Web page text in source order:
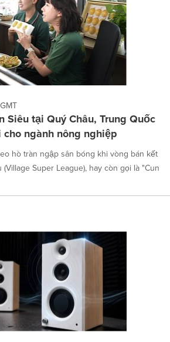
Siêu tại Quý Châu, Trung Quốc
ngành nông nghiệp
hò tràn ngập sân bóng khi vòng bán kết
Super League), hay còn gọi là "Cun